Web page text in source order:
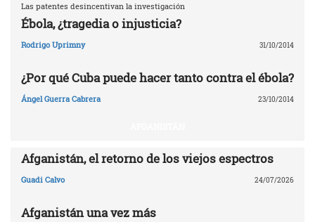
Las patentes desincentivan la investigación
Ébola, ¿tragedia o injusticia?
Rodrigo Uprimny 31/10/2014
¿Por qué Cuba puede hacer tanto contra el ébola?
Ángel Guerra Cabrera 23/10/2014
Afganistán, el retorno de los viejos espectros
Guadi Calvo 24/07/2026
Afganistán una vez más